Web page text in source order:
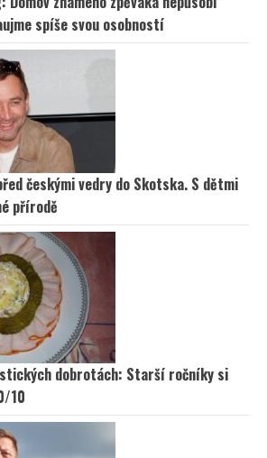
spíše svou osobností
českými vedry do Skotska. S dětmi
přírodě
dobrotách: Starší ročníky si
10